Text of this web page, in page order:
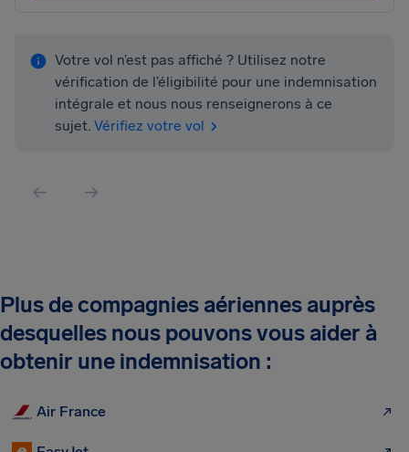
Votre vol n’est pas affiché ? Utilisez notre
vérification de l’éligibilité pour une indemnisation
intégrale et nous nous renseignerons à ce
sujet. Vérifiez votre vol
Plus de compagnies aériennes auprès
desquelles nous pouvons vous aider à
obtenir une indemnisation :
Air France